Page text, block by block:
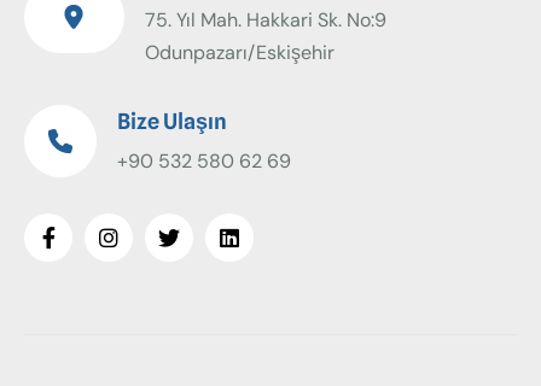
75. Yıl Mah. Hakkari Sk. No:9
Odunpazarı/Eskişehir
Bize Ulaşın
+90 532 580 62 69